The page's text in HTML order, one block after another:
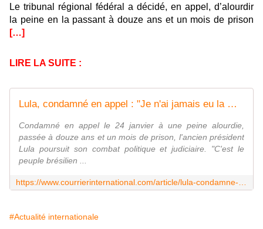
Le tribunal régional fédéral a décidé, en appel, d’alourdir
la peine en la passant à douze ans et un mois de prison
[…]
LIRE LA SUITE :
Lula, condamné en appel : "Je n'ai jamais eu la moindre illusion"
Condamné en appel le 24 janvier à une peine alourdie,
passée à douze ans et un mois de prison, l'ancien président
Lula poursuit son combat politique et judiciaire. "C'est le
peuple brésilien ...
#Actualité internationale